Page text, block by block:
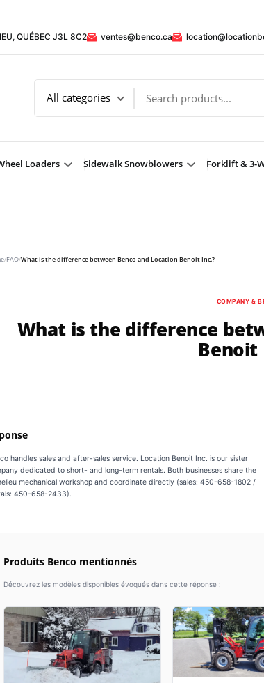
QUÉBEC J3L 8C2 ventes@benco.ca
Loaders Sidewalk Snowblowers Forklift & 3-
/FAQ/What is the difference between Benco and Location Benoit Inc.?
COMPANY &
What is the difference
Benoit
handles sales and after-sales service. Location Benoit Inc. is our sister
dedicated to short- and long-term rentals. Both businesses share the
mechanical workshop and coordinate directly (sales: 450-658-1802 /
450-658-2433).
Produits Benco mentionnés
Découvrez les modèles disponibles évoqués dans cette réponse :